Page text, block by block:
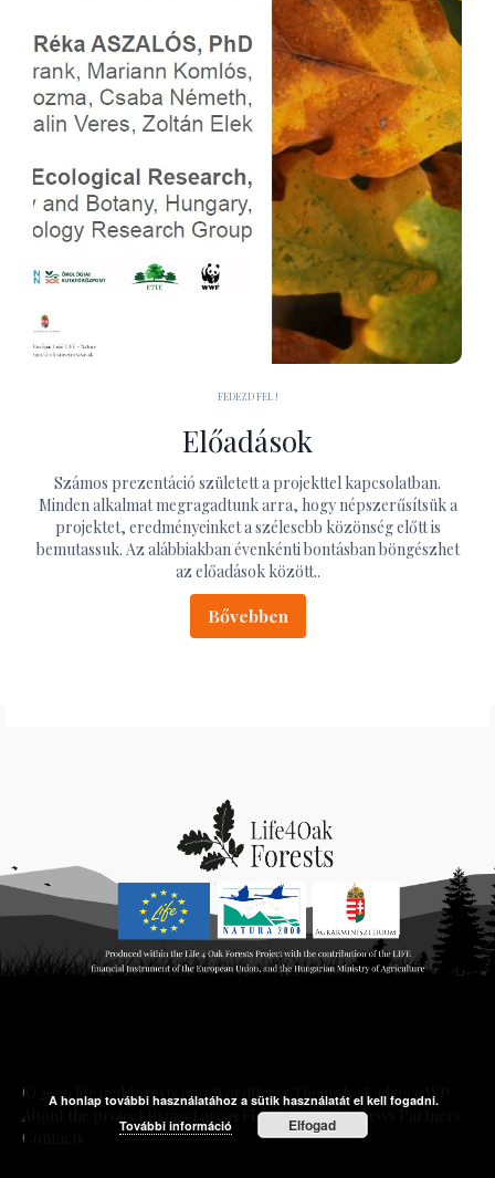
FEDEZD FEL !
Előadások
Számos prezentáció született a projekttel kapcsolatban.
Minden alkalmat megragadtunk arra, hogy népszerűsítsük a
projektet, eredményeinket a szélesebb közönség előtt is
bemutassuk. Az alábbiakban évenkénti bontásban böngészhet
az előadások között..
Bővebben
© 2026 life4oakforests.eu - WordPress Theme byKadence WP
About the project
Flagship speciesNews
Contacts
A honlap további használatához a sütik használatát el kell fogadni.
További információ
Elfogad